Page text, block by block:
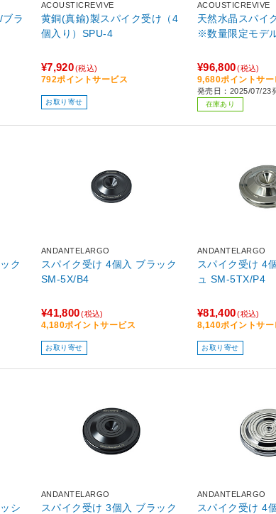
ラ
ACOUSTICREVIVE
黄銅(真鍮)製スパイク受け（4
個入り）SPU-4
¥7,920(税込)
792ポイントサービス
お取り寄せ
ACOUSTICREVIVE
天然水晶スパイ
¥96,800(税込)
9,680ポイントサー
発売日：2025/07/23
在庫あり
ANDANTELARGO
スパイク受け 4個入 ブラック
SM-5X/B4
¥41,800(税込)
4,180ポイントサービス
お取り寄せ
ANDANTELARGO
スパイク受け 4個入 ポリ
ュ SM-5TX/P4
¥81,400(税込)
8,140ポイントサー
お取り寄せ
ANDANTELARGO
スパイク受け 3個入 ブラック
ANDANTELARGO
スパイク受け 4個入 ポリ